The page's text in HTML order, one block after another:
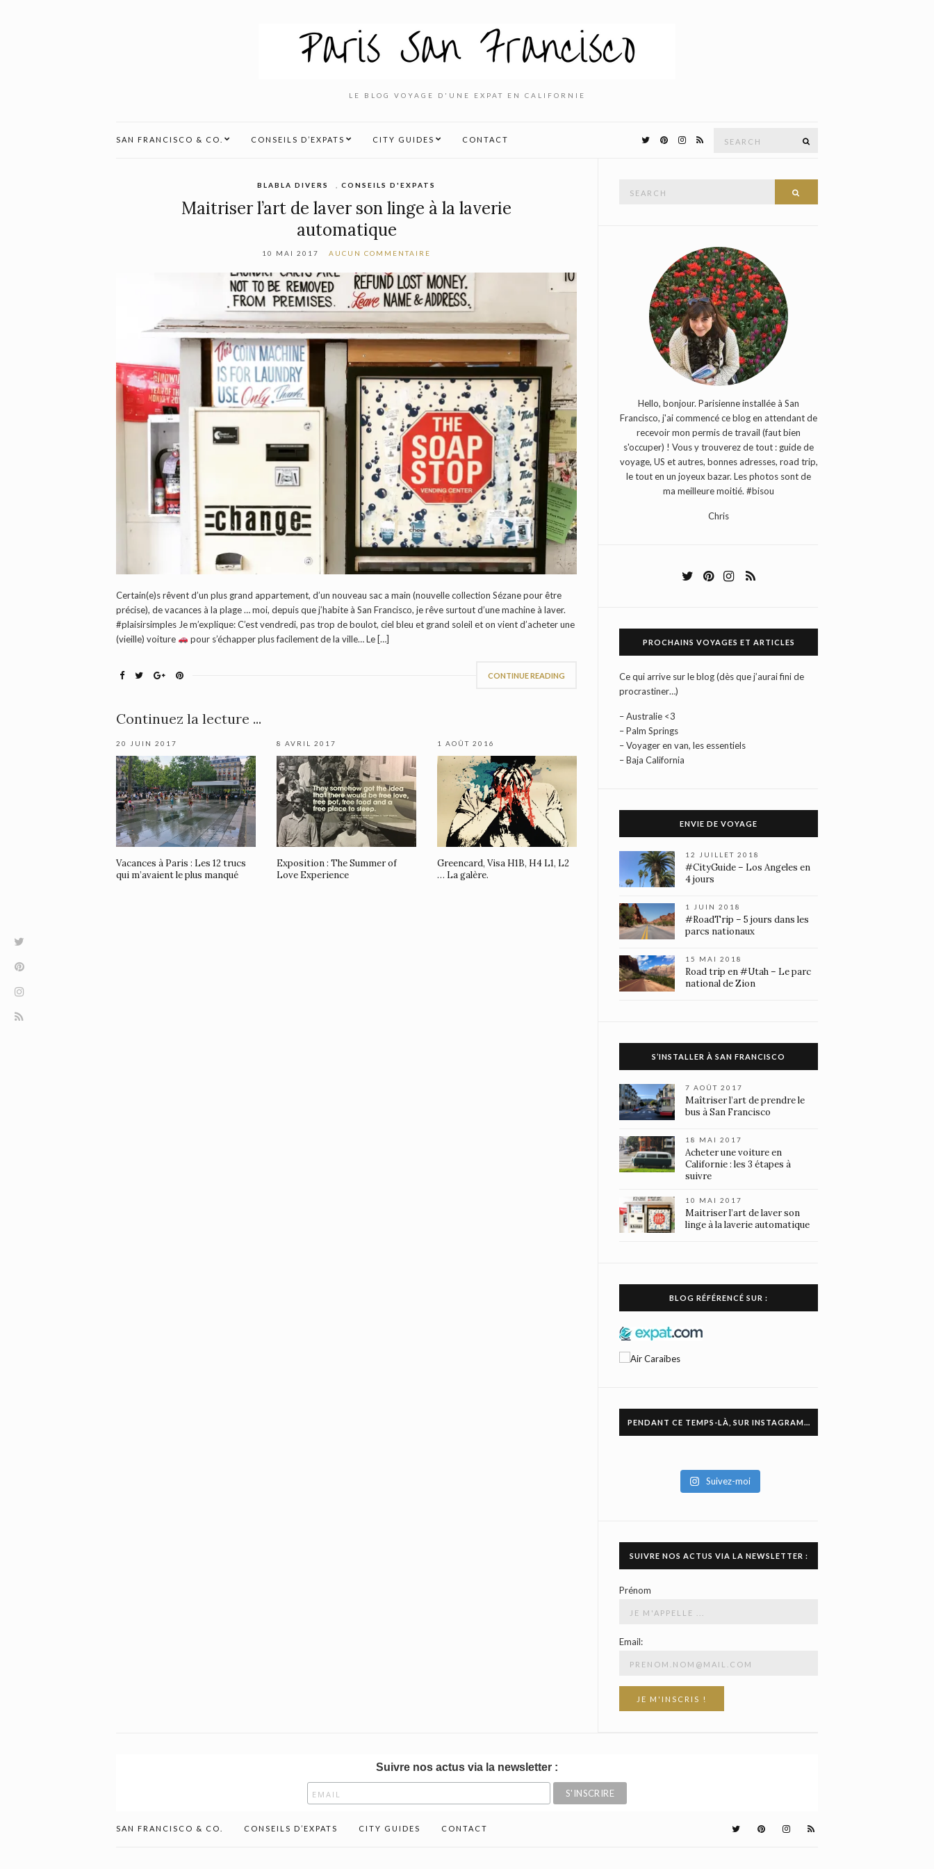
LE BLOG VOYAGE D'UNE EXPAT EN CALIFORNIE
SAN FRANCISCO & CO. CONSEILS D’EXPATS CITY GUIDES CONTACT
BLABLA DIVERS ,CONSEILS D'EXPATS
Maitriser l’art de laver son linge à la laverie
automatique
10 MAI 2017 AUCUN COMMENTAIRE
Certain(e)s rêvent d’un plus grand appartement, d’un nouveau sac a main (nouvelle collection Sézane pour être
précise), de vacances à la plage … moi, depuis que j’habite à San Francisco, je rêve surtout d’une machine à laver.
#plaisirsimples Je m’explique: C’est vendredi, pas trop de boulot, ciel bleu et grand soleil et on vient d’acheter une
(vieille) voiture
pour s’échapper plus facilement de la ville… Le […]
CONTINUE READING
Continuez la lecture ...
20 JUIN 2017
Vacances à Paris : Les 12 trucs
qui m’avaient le plus manqué
8 AVRIL 2017
Exposition : The Summer of
Love Experience
1 AOÛT 2016
Greencard, Visa H1B, H4 L1, L2
… La galère.
Hello, bonjour. Parisienne installée à San
Francisco, j'ai commencé ce blog en attendant de
recevoir mon permis de travail (faut bien
s'occuper) ! Vous y trouverez de tout : guide de
voyage, US et autres, bonnes adresses, road trip,
le tout en un joyeux bazar. Les photos sont de
ma meilleure moitié. #bisou
Chris
PROCHAINS VOYAGES ET ARTICLES
Ce qui arrive sur le blog (dès que j’aurai fini de
procrastiner…)
– Australie <3
– Palm Springs
– Voyager en van, les essentiels
– Baja California
ENVIE DE VOYAGE
12 JUILLET 2018
#CityGuide – Los Angeles en
4 jours
1 JUIN 2018
#RoadTrip – 5 jours dans les
parcs nationaux
15 MAI 2018
Road trip en #Utah – Le parc
national de Zion
S’INSTALLER À SAN FRANCISCO
7 AOÛT 2017
Maîtriser l’art de prendre le
bus à San Francisco
18 MAI 2017
Acheter une voiture en
Californie : les 3 étapes à
suivre
10 MAI 2017
Maitriser l’art de laver son
linge à la laverie automatique
BLOG RÉFÉRENCÉ SUR :
PENDANT CE TEMPS-LÀ, SUR INSTAGRAM…
Suivez-moi
SUIVRE NOS ACTUS VIA LA NEWSLETTER :
Prénom
Email:
Suivre nos actus via la newsletter :
SAN FRANCISCO & CO. CONSEILS D’EXPATS CITY GUIDES CONTACT